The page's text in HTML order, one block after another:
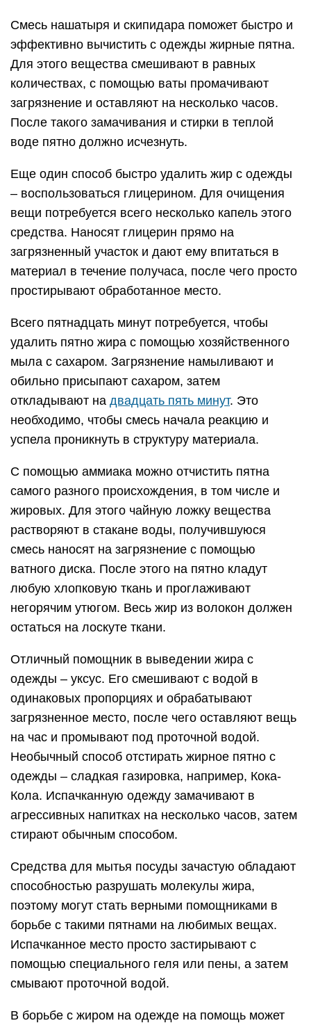
Смесь нашатыря и скипидара поможет быстро и
эффективно вычистить с одежды жирные пятна.
Для этого вещества смешивают в равных
количествах, с помощью ваты промачивают
загрязнение и оставляют на несколько часов.
После такого замачивания и стирки в теплой
воде пятно должно исчезнуть.
Еще один способ быстро удалить жир с одежды
– воспользоваться глицерином. Для очищения
вещи потребуется всего несколько капель этого
средства. Наносят глицерин прямо на
загрязненный участок и дают ему впитаться в
материал в течение получаса, после чего просто
простирывают обработанное место.
Всего пятнадцать минут потребуется, чтобы
удалить пятно жира с помощью хозяйственного
мыла с сахаром. Загрязнение намыливают и
обильно присыпают сахаром, затем
откладывают на двадцать пять минут. Это
необходимо, чтобы смесь начала реакцию и
успела проникнуть в структуру материала.
С помощью аммиака можно отчистить пятна
самого разного происхождения, в том числе и
жировых. Для этого чайную ложку вещества
растворяют в стакане воды, получившуюся
смесь наносят на загрязнение с помощью
ватного диска. После этого на пятно кладут
любую хлопковую ткань и проглаживают
негорячим утюгом. Весь жир из волокон должен
остаться на лоскуте ткани.
Отличный помощник в выведении жира с
одежды – уксус. Его смешивают с водой в
одинаковых пропорциях и обрабатывают
загрязненное место, после чего оставляют вещь
на час и промывают под проточной водой.
Необычный способ отстирать жирное пятно с
одежды – сладкая газировка, например, Кока-
Кола. Испачканную одежду замачивают в
агрессивных напитках на несколько часов, затем
стирают обычным способом.
Средства для мытья посуды зачастую обладают
способностью разрушать молекулы жира,
поэтому могут стать верными помощниками в
борьбе с такими пятнами на любимых вещах.
Испачканное место просто застирывают с
помощью специального геля или пены, а затем
смывают проточной водой.
В борьбе с жиром на одежде на помощь может